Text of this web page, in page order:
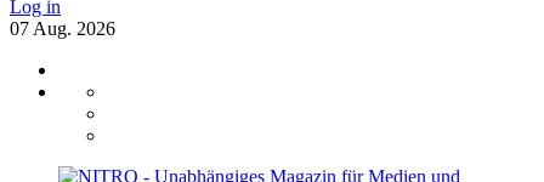
Log in
07 Aug. 2026